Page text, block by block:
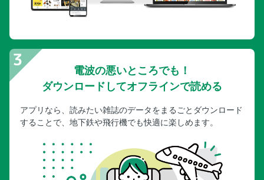
電波の悪いところでも！
ダウンロードしてオフラインで読める
アプリなら、読みたい雑誌のデータをまるごとダウンロード
することで、地下鉄や飛行機でも快適に楽しめます。